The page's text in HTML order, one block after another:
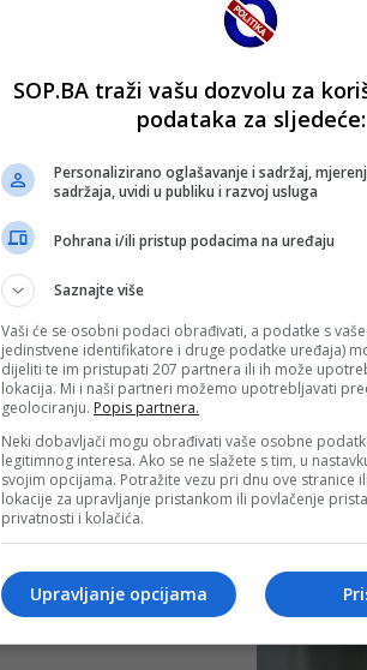
SOP.BA traži vašu dozvolu za
podataka za sljedeće:
Personalizirano oglašavanje i sadržaj,
sadržaja, uvidi u publiku i razvoj usluga
Pohrana i/ili pristup podacima na uređaju
Saznajte više
Vaši će se osobni podaci obrađivati, a podatke s
jedinstvene identifikatore i druge podatke uređaja)
dijeliti te im pristupati 207 partnera ili ih može
lokacija. Mi i naši partneri možemo upotrebljavati
geolociranju. Popis partnera.
Neki dobavljači mogu obrađivati vaše osobne
legitimnog interesa. Ako se ne slažete s tim, u
svojim opcijama. Potražite vezu pri dnu ove stranice
lokacije za upravljanje pristankom ili povlačenje
privatnosti i kolačića.
Upravljanje opcijama